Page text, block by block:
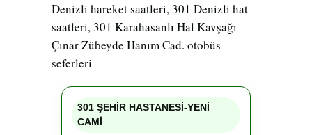
Denizli hareket saatleri, 301 Denizli hat
saatleri, 301 Karahasanlı Hal Kavşağı
Çınar Zübeyde Hanım Cad. otobüs
seferleri
301 ŞEHİR HASTANESİ-YENİ
CAMİ